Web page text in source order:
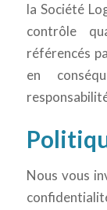
la Société
contrôle
référencés
en
Nous vous